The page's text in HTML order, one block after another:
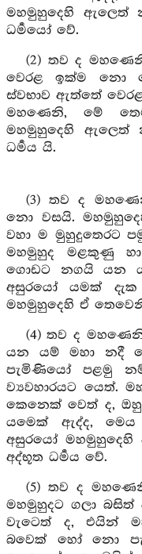
මහමුහුදෙහි ඇලෙත්
ධර්‍මයෝ වේ.
(2) තව ද
වෙරළ ඉක්ම නො
ස්වභාව ඇත්තේ
මහණෙනි, මේ
මහමුහුදෙහි ඇලෙත්
ධර්‍මය යි.
(3) තව ද
නො වසයි.
වහා ම මුහුදුතෙරට
මහමුහුද මළකුණු
ගොඩට නගයි යන
අසුරයෝ යමක්
මහමුහුදෙහි ඒ
(4) තව ද
යන යම් මහා නදී
පැමිණියෝ පළමු
ව්‍යවහාරයට යෙත්.
කෙනෙක් වෙත් ද, ඔහු
යමෙක් ඇද්ද,
අසුරයෝ
අද්භූත ධර්‍මය වේ.
(5) තව ද
මහමුහුදට ගලා
වැටෙත් ද, එයින්
බවෙක් හෝ නො